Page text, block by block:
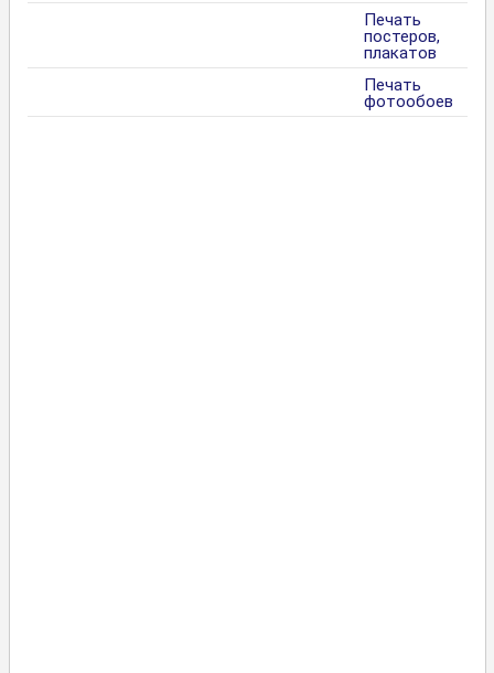
Печать
постеров,
плакатов
Печать
фотообоев